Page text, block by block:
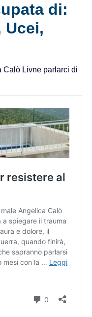
di:
Ucei,
Calò Livne parlarci di